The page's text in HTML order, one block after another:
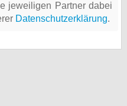
jeweiligen Partner dabei
Datenschutzerklärung.